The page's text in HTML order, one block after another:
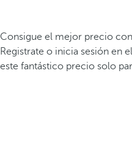
Consigue el mejor precio
Registrate o inicia sesión en
este fantástico precio solo